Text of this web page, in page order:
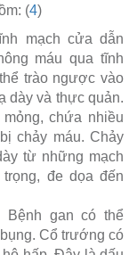
(4)
mạch cửa dẫn
máu qua tĩnh
trào ngược vào
dày và thực quản.
chứa nhiều
chảy máu. Chảy
từ những mạch
đe dọa đến
Bệnh gan có thể
Cổ trướng có